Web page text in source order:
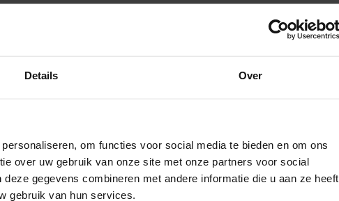
Details Over
om functies voor social media te bieden en om ons
over uw gebruik van onze site met onze partners voor social
gegevens combineren met andere informatie die u aan ze heeft
gebruik van hun services.
geldende veiligheidsnormen.